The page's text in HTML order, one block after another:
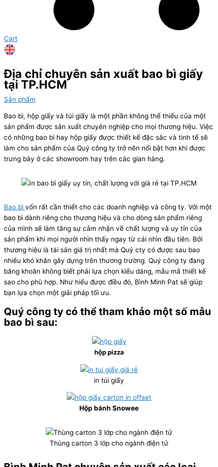
Cart
Địa chỉ chuyên sản xuất bao bì giấy
tại TP.HCM
Sản phẩm
Bao bì, hộp giấy và túi giấy là một phần không thể thiếu của một
sản phẩm được sản xuất chuyên nghiệp cho mọi thương hiệu. Việc
có những bao bì hay hộp giấy được thiết kế đặc sắc và tinh tế sẽ
làm cho sản phẩm của Quý công ty trở nên nổi bật hơn khi được
trưng bày ở các showroom hay trên các gian hàng.
Bao bì vốn rất cần thiết cho các doanh nghiệp và công ty. Với một
bao bì dành riêng cho thương hiệu và cho dòng sản phẩm riêng
của mình sẽ làm tăng sự cảm nhận về chất lượng và uy tín của
sản phẩm khi mọi người nhìn thấy ngay từ cái nhìn đầu tiên. Bởi
thương hiệu là tài sản giá trị nhất mà Quý cty có được sau bao
nhiêu khó khăn gây dựng trên thương trường. Quý công ty đang
băng khoăn không biết phải lựa chọn kiểu dáng, mẫu mã thiết kế
sao cho phù hợp. Như hiểu được điều đó, Bình Minh Pat sẽ giúp
bạn lựa chọn một giải pháp tối ưu.
Quý công ty có thể tham khảo một số mẫu
bao bì sau:
hộp pizza
in túi giấy
Hộp bánh Snowee
Thùng carton 3 lớp cho ngành điện tử